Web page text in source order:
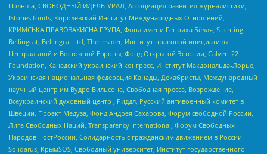
Польша, СВОБОДНЫЙ ИДЕЛЬ-УРАЛ, Ассоциация развития журналистики,
IStories fonds, Королевский Институт Международных Отношений,
КРИМСЬКА ПРАВОЗАХИСНА ГРУПА, Фонд имени Генриха Бёлля, Stichting
Bellingcat, Bellingcat Ltd, The Insider, Институт правовой инициативы
Центральной и Восточной Европы, Фонд Открытой Эстонии, Calvert 22
Foundation, Канадский украинский конгресс, Институт Макдональда-Лорье,
Украинская национальная федерация Канады, Декабристы, Международный
научный центр им Вудро Вильсона, Свободная пресса, Возрождение,
Всеукраинский духовный центр , Риддл, Русский антивоенный комитет в
Швеции, Проект Медуза, Фонд Андрея Сахарова, Форум свободной России,
Лига Свободных Наций, Transparеncy International, Форум Свободных
Народов ПостРоссии, Солидарность с гражданским движением в России –
Solidarus, КрымSOS, Свободный университет, Институт государственного